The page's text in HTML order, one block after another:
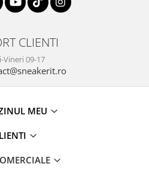
CLIENTI
Vineri 09-17
MEU